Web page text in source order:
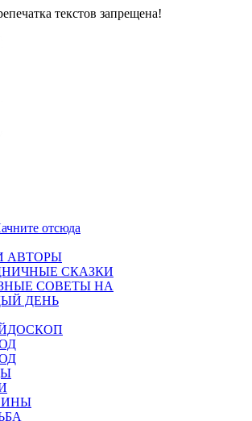
текстов запрещена!
отсюда
АВТОРЫ
СКАЗКИ
СОВЕТЫ НА
ДЕНЬ